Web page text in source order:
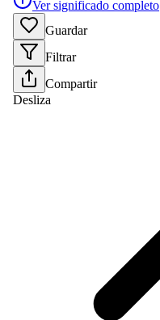
Ver significado completo
Guardar
Filtrar
Compartir
Desliza